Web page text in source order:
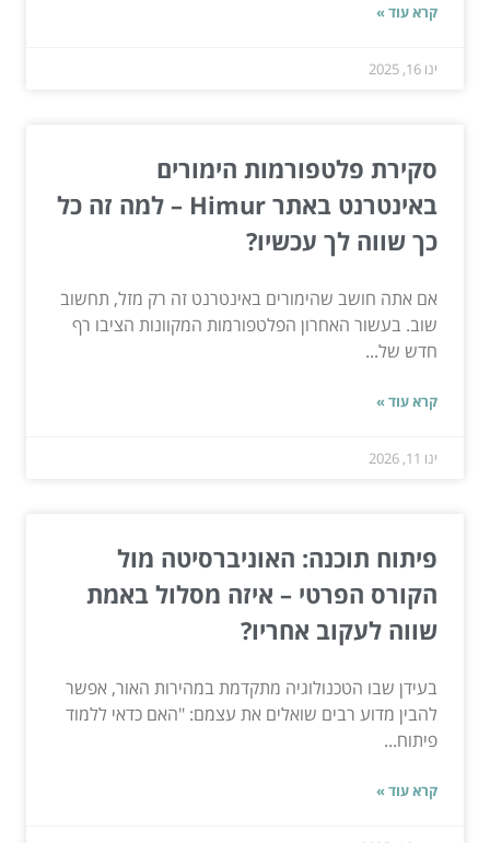
קרא עוד »
ינו 16, 2025
סקירת פלטפורמות הימורים
באינטרנט באתר Himur – למה זה כל
כך שווה לך עכשיו?
אם אתה חושב שהימורים באינטרנט זה רק מזל, תחשוב
שוב. בעשור האחרון הפלטפורמות המקוונות הציבו רף
חדש של...
קרא עוד »
ינו 11, 2026
פיתוח תוכנה: האוניברסיטה מול
הקורס הפרטי – איזה מסלול באמת
שווה לעקוב אחריו?
בעידן שבו הטכנולוגיה מתקדמת במהירות האור, אפשר
להבין מדוע רבים שואלים את עצמם: "האם כדאי ללמוד
פיתוח...
קרא עוד »